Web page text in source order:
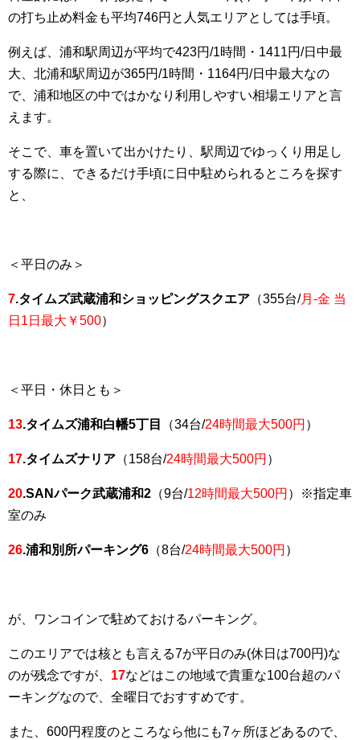
の打ち止め料金も平均746円と人気エリアとしては手頃。
例えば、浦和駅周辺が平均で423円/1時間・1411円/日中最
大、北浦和駅周辺が365円/1時間・1164円/日中最大なの
で、浦和地区の中ではかなり利用しやすい相場エリアと言
えます。
そこで、車を置いて出かけたり、駅周辺でゆっくり用足し
する際に、できるだけ手頃に日中駐められるところを探す
と、
＜平日のみ＞
7.タイムズ武蔵浦和ショッピングスクエア （355台/月-金 当
日1日最大￥500）
＜平日・休日とも＞
13.タイムズ浦和白幡5丁目 （34台/24時間最大500円 ）
17.タイムズナリア （158台/24時間最大500円 ）
20.SANパーク武蔵浦和2 （9台/12時間最大500円 ）※指定車
室のみ
26.浦和別所パーキング6 （8台/24時間最大500円 ）
が、ワンコインで駐めておけるパーキング。
このエリアでは核とも言える7が平日のみ(休日は700円)な
のが残念ですが、 17などはこの地域で貴重な100台超のパ
ーキングなので、全曜日でおすすめです。
また、600円程度のところなら他にも7ヶ所ほどあるので、